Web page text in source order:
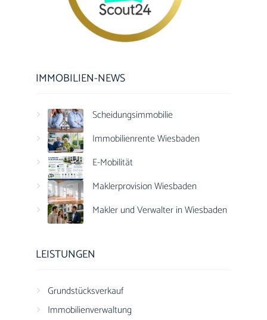
IMMOBILIEN-NEWS
Scheidungsimmobilie
Immobilienrente Wiesbaden
E-Mobilität
Maklerprovision Wiesbaden
Makler und Verwalter in Wiesbaden
LEISTUNGEN
Grundstücksverkauf
Immobilienverwaltung